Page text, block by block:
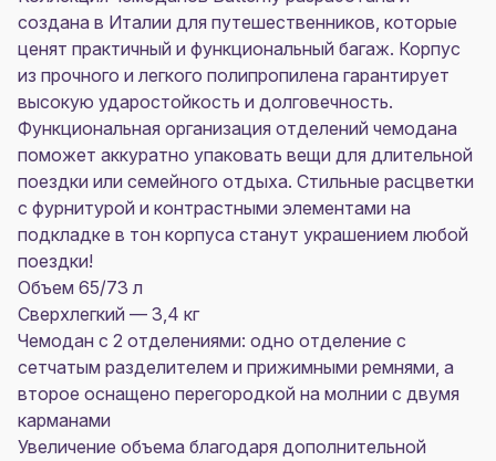
создана в Италии для путешественников, которые
ценят практичный и функциональный багаж. Корпус
из прочного и легкого полипропилена гарантирует
высокую ударостойкость и долговечность.
Функциональная организация отделений чемодана
поможет аккуратно упаковать вещи для длительной
поездки или семейного отдыха. Стильные расцветки
с фурнитурой и контрастными элементами на
подкладке в тон корпуса станут украшением любой
поездки!
Объем 65/73 л
Сверхлегкий — 3,4 кг
Чемодан с 2 отделениями: одно отделение с
сетчатым разделителем и прижимными ремнями, а
второе оснащено перегородкой на молнии с двумя
карманами
Увеличение объема благодаря дополнительной